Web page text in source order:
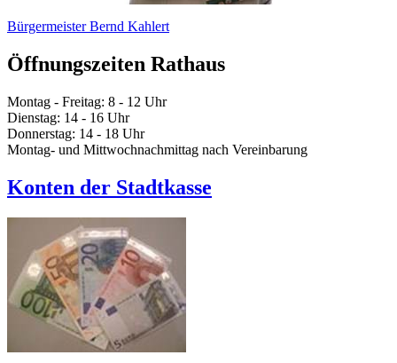
Bürgermeister Bernd Kahlert
Öffnungszeiten Rathaus
Montag - Freitag: 8 - 12 Uhr
Dienstag: 14 - 16 Uhr
Donnerstag: 14 - 18 Uhr
Montag- und Mittwochnachmittag nach Vereinbarung
Konten der Stadtkasse